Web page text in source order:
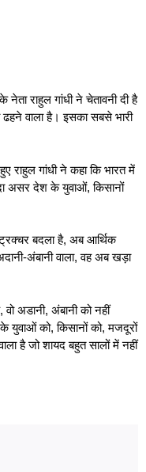
राहुल गांधी ने चेतावनी दी है
ढहने वाला है। इसका सबसे भारी
राहुल गांधी ने कहा कि भारत में
असर देश के युवाओं, किसानों
बदला है, अब आर्थिक
अंबानी वाला, वह अब खड़ा
वो अडानी, अंबानी को नहीं
युवाओं को, किसानों को, मजदूरों
है जो शायद बहुत सालों में नहीं